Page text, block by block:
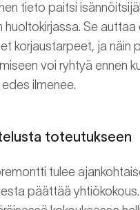
tieto paitsi
huoltokirjassa. Se auttaa
korjaustarpeet, ja näin
voi ryhtyä ennen
ilmenee.
toteutukseen
tulee
päättää yhtiökokous.